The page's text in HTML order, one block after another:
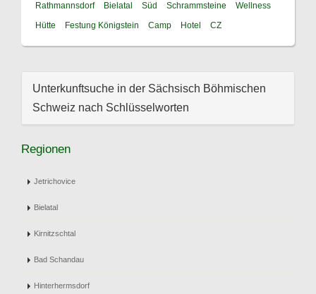
Rathmannsdorf Bielatal Süd Schrammsteine
Wellness
Hütte
Festung Königstein Camp Hotel CZ
Unterkunftsuche in der Sächsisch Böhmischen
Schweiz nach Schlüsselworten
Regionen
Jetrichovice
Bielatal
Kirnitzschtal
Bad Schandau
Hinterhermsdorf